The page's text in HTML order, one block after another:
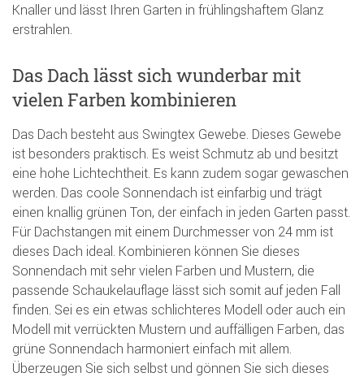
Knaller und lässt Ihren Garten in frühlingshaftem Glanz
erstrahlen.
Das Dach lässt sich wunderbar mit
vielen Farben kombinieren
Das Dach besteht aus Swingtex Gewebe. Dieses Gewebe
ist besonders praktisch. Es weist Schmutz ab und besitzt
eine hohe Lichtechtheit. Es kann zudem sogar gewaschen
werden. Das coole Sonnendach ist einfarbig und trägt
einen knallig grünen Ton, der einfach in jeden Garten passt.
Für Dachstangen mit einem Durchmesser von 24 mm ist
dieses Dach ideal. Kombinieren können Sie dieses
Sonnendach mit sehr vielen Farben und Mustern, die
passende Schaukelauflage lässt sich somit auf jeden Fall
finden. Sei es ein etwas schlichteres Modell oder auch ein
Modell mit verrückten Mustern und auffälligen Farben, das
grüne Sonnendach harmoniert einfach mit allem.
Überzeugen Sie sich selbst und gönnen Sie sich dieses